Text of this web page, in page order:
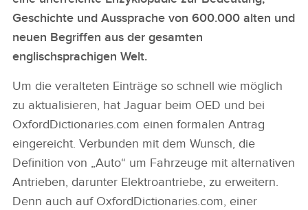
Geschichte und Aussprache von 600.000 alten und
neuen Begriffen aus der gesamten
englischsprachigen Welt.
Um die veralteten Einträge so schnell wie möglich
zu aktualisieren, hat Jaguar beim OED und bei
OxfordDictionaries.com einen formalen Antrag
eingereicht. Verbunden mit dem Wunsch, die
Definition von „Auto“ um Fahrzeuge mit alternativen
Antrieben, darunter Elektroantriebe, zu erweitern.
Denn auch auf OxfordDictionaries.com, einer